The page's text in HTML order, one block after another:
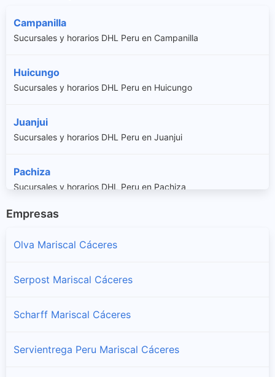
Campanilla
Sucursales y horarios DHL Peru en Campanilla
Huicungo
Sucursales y horarios DHL Peru en Huicungo
Juanjui
Sucursales y horarios DHL Peru en Juanjui
Pachiza
Sucursales y horarios DHL Peru en Pachiza
Pajarillo
Empresas
Olva Mariscal Cáceres
Serpost Mariscal Cáceres
Scharff Mariscal Cáceres
Servientrega Peru Mariscal Cáceres